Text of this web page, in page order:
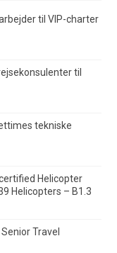
til VIP-charter
til
tekniske
Helicopter
Helicopters – B1.3
Travel